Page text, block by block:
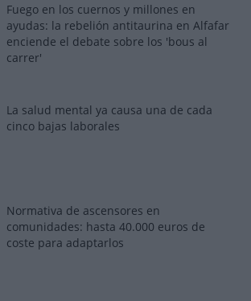
Fuego en los cuernos y millones en
ayudas: la rebelión antitaurina en Alfafar
enciende el debate sobre los 'bous al
carrer'
La salud mental ya causa una de cada
cinco bajas laborales
Normativa de ascensores en
comunidades: hasta 40.000 euros de
coste para adaptarlos